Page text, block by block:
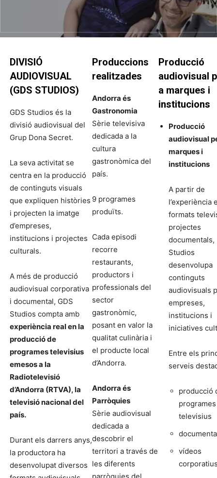
DIVISIÓ
AUDIOVISUAL
(GDS STUDIOS)
GDS Studios és la
divisió audiovisual del
Grup Dona Secret.
La seva activitat se
centra en la producció
de continguts visuals
que expliquen històries
i projecten la imatge
d’empreses,
institucions i projectes
culturals.
A més de producció
audiovisual corporativa
i documental, GDS
Studios compta amb
experiència real en la
producció de
programes televisius
emesos a la
Radiotelevisió
d’Andorra (RTVA), la
televisió nacional del
país.
Durant els darrers anys,
la productora ha
desenvolupat diversos
Produccions
realitzades
Andorra és
Gastronomia
Sèrie televisiva
dedicada a la
cultura
gastronòmica del
país.
9 programes
produïts.
Cada episodi
recorre
restaurants,
productors i
professionals del
sector
gastronòmic,
posant en valor la
qualitat culinària i
el producte local
d’Andorra.
Andorra és
Parròquies
Sèrie audiovisual
dedicada a
descobrir el
territori a través de
les diferents
Producció
audiovisual
a marques i
institucions
Producció
audiovisual
marques i
institucions
A partir de
l’experiència
formats
projectes
documentals,
Studios
desenvolupa
continguts
audiovisuals
empreses,
institucions i
iniciatives
Entre els
serveis
producció
programes
televisius
vídeos